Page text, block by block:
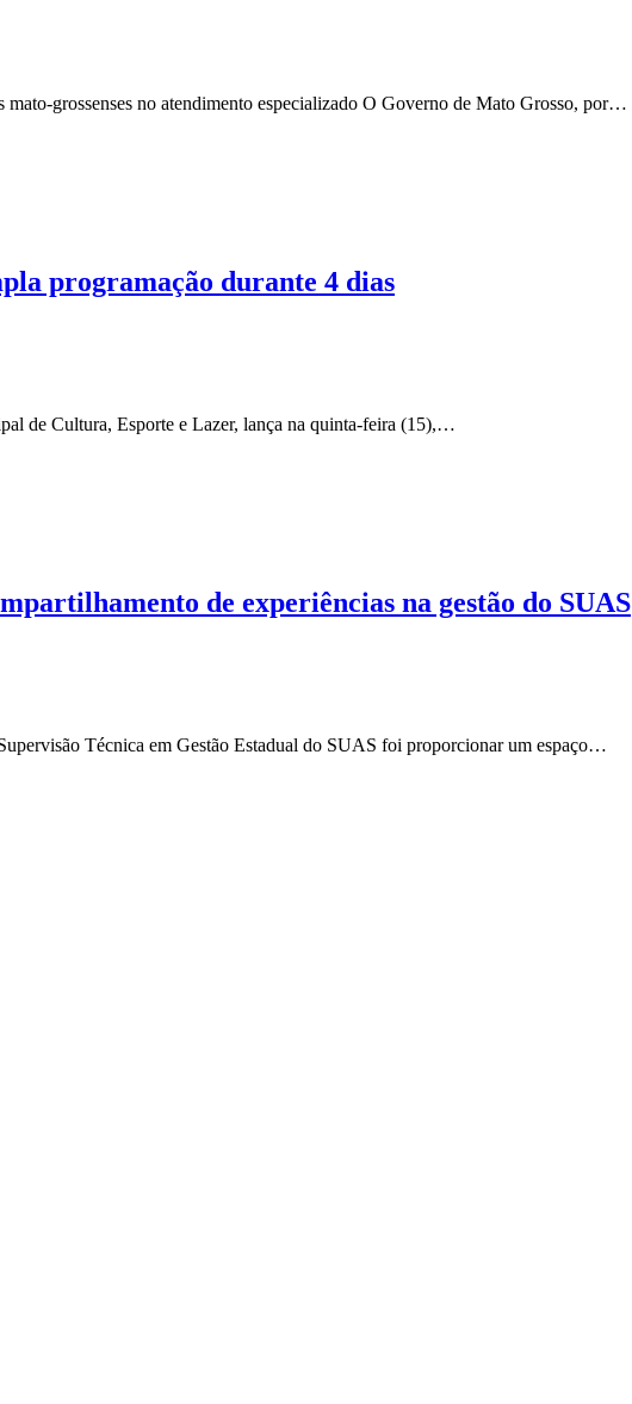
mato-grossenses no atendimento especializado O Governo de Mato Grosso, por…
programação durante 4 dias
de Cultura, Esporte e Lazer, lança na quinta-feira (15),…
de experiências na gestão do SUAS
Técnica em Gestão Estadual do SUAS foi proporcionar um espaço…